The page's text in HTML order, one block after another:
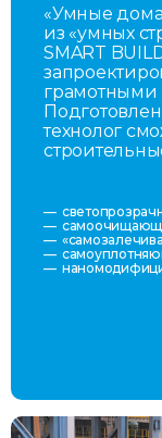
«Умные
из «умных
SMART
грамотными
технолог